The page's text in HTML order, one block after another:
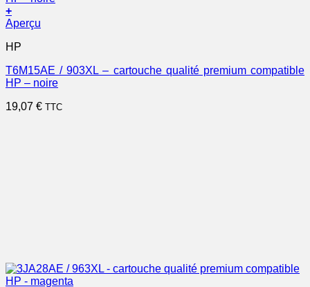
+
Aperçu
HP
T6M15AE / 903XL – cartouche qualité premium compatible
HP – noire
19,07 € TTC